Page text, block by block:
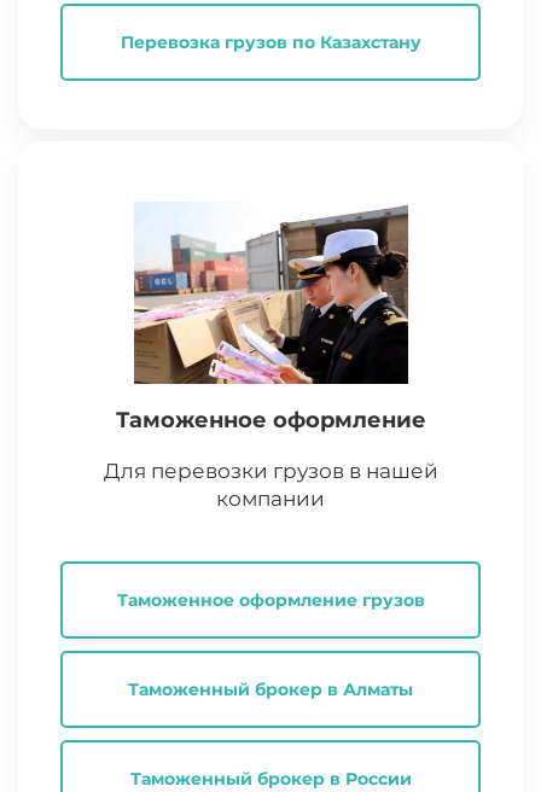
Перевозка грузов по Казахстану
Таможенное оформление
Для перевозки грузов в нашей
компании
Таможенное оформление грузов
Таможенный брокер в Алматы
Таможенный брокер в России